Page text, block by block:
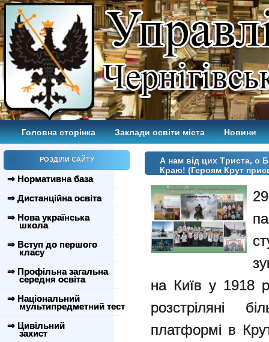
Головна сторінка Заклади освіти міста Новини
РОЗДІЛИ САЙТУ
⇒ Нормативна база
⇒ Дистанційна освіта
⇒ Нова українська
школа
⇒ Вступ до першого
класу
⇒ Профільна загальна
середня освіта
⇒ Національний
мультипредметний тест
⇒ Цивільний
захист
А нам від цих Tриста, о
Краю! (Героям Крут
на Київ у 1918
розстріляні
платформі в